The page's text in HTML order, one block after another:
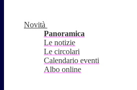
Novità
Panoramica
Le notizie
Le circolari
Calendario eventi
Albo online